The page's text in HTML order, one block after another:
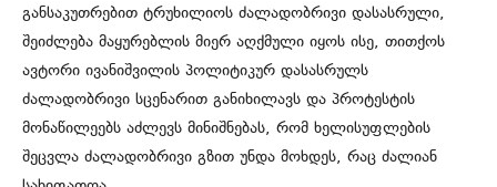
განსაკუთრებით ტრუხილიოს ძალადობრივი დასასრული,
შეიძლება მაყურებლის მიერ აღქმული იყოს ისე, თითქოს
ავტორი ივანიშვილის პოლიტიკურ დასასრულს
ძალადობრივი სცენარით განიხილავს და პროტესტის
მონაწილეებს აძლევს მინიშნებას, რომ ხელისუფლების
შეცვლა ძალადობრივი გზით უნდა მოხდეს, რაც ძალიან